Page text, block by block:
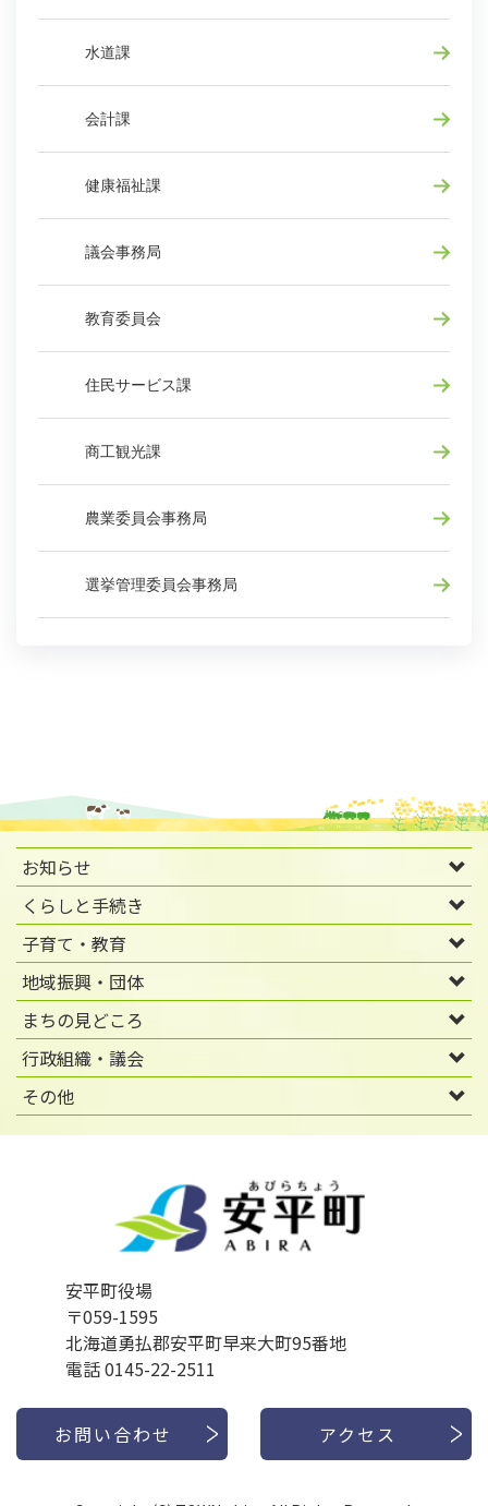
水道課
会計課
健康福祉課
議会事務局
教育委員会
住民サービス課
商工観光課
農業委員会事務局
選挙管理委員会事務局
お知らせ
くらしと手続き
子育て・教育
地域振興・団体
まちの見どころ
行政組織・議会
その他
安平町役場
〒059-1595
北海道勇払郡安平町早来大町95番地
電話 0145-22-2511
お問い合わせ アクセス